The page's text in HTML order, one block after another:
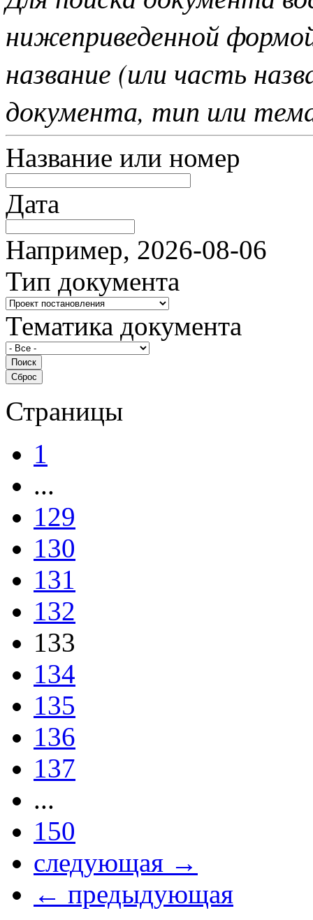
нижеприведенной
название (или часть
документа, тип или
Название или номер
Дата
Например, 2026-08-06
Тип документа
Тематика документа
Страницы
1
...
129
130
131
132
133
134
135
136
137
...
150
следующая →
← предыдующая